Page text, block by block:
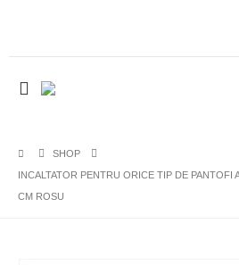
SHOP
INCALTATOR PENTRU ORICE TIP DE PANTOFI
CM ROSU